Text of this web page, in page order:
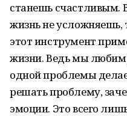
станешь счастливым.
жизнь не усложняешь,
этот инструмент
жизни. Ведь мы любим
одной проблемы
решать проблему,
эмоции. Это всего